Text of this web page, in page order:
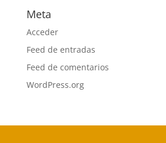
Meta
Acceder
Feed de entradas
Feed de comentarios
WordPress.org